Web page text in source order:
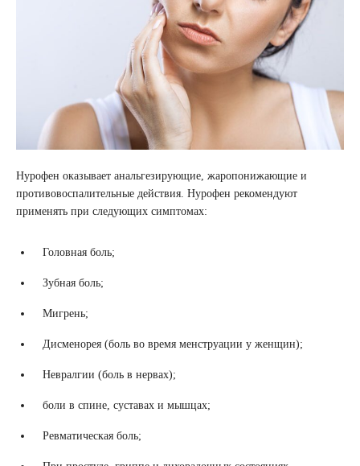
Нурофен оказывает анальгезирующие, жаропонижающие и
противовоспалительные действия. Нурофен рекомендуют
применять при следующих симптомах:
Головная боль;
Зубная боль;
Мигрень;
Дисменорея (боль во время менструации у женщин);
Невралгии (боль в нервах);
боли в спине, суставах и мышцах;
Ревматическая боль;